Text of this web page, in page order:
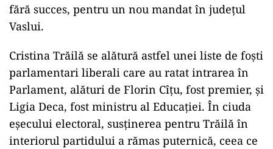
fără succes, pentru un nou mandat în județul
Vaslui.
Cristina Trăilă se alătură astfel unei liste de foști
parlamentari liberali care au ratat intrarea în
Parlament, alături de Florin Cîțu, fost premier, și
Ligia Deca, fost ministru al Educației. În ciuda
eșecului electoral, susținerea pentru Trăilă în
interiorul partidului a rămas puternică, ceea ce